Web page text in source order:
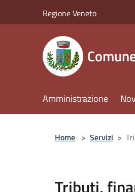
Regione Veneto
Amministrazione
Home > Servizi >
Tributi,